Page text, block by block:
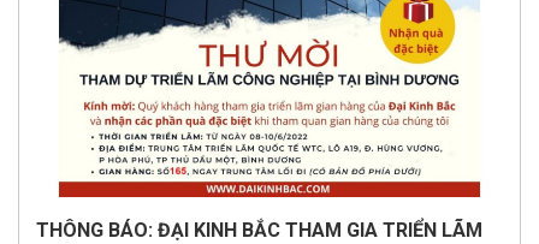
THÔNG BÁO: ĐẠI KINH BẮC THAM GIA TRIỂN LÃM